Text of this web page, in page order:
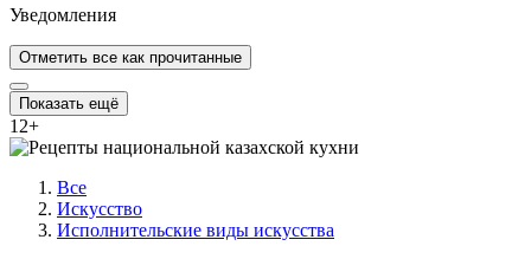
Уведомления
Отметить все как прочитанные
Показать ещё
12+
Все
Искусство
Исполнительские виды искусства